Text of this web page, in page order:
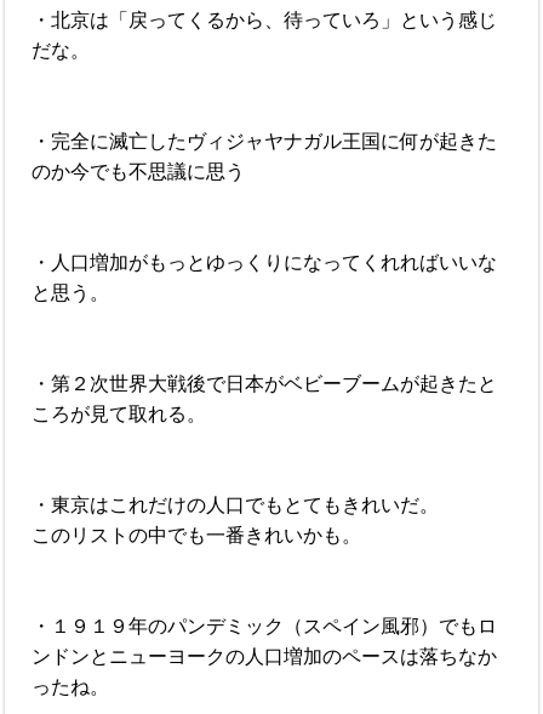
・北京は「戻ってくるから、待っていろ」という感じ
だな。
・完全に滅亡したヴィジャヤナガル王国に何が起きた
のか今でも不思議に思う
・人口増加がもっとゆっくりになってくれればいいな
と思う。
・第２次世界大戦後で日本がベビーブームが起きたと
ころが見て取れる。
・東京はこれだけの人口でもとてもきれいだ。
このリストの中でも一番きれいかも。
・１９１９年のパンデミック（スペイン風邪）でもロ
ンドンとニューヨークの人口増加のペースは落ちなか
ったね。